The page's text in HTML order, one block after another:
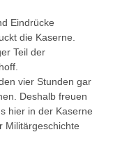
Eindrücke
die Kaserne.
Teil der
vier Stunden gar
Deshalb freuen
hier in der Kaserne
Militärgeschichte